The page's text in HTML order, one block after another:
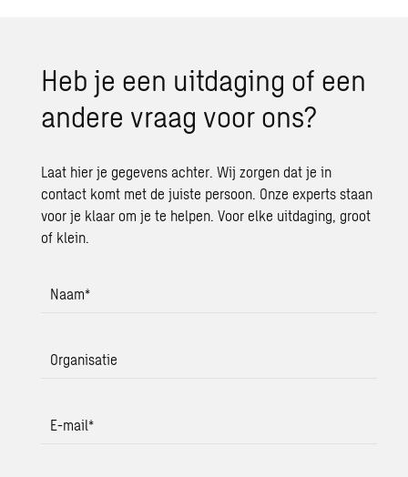
Heb je een uitdaging of een
andere vraag voor ons?
Laat hier je gegevens achter. Wij zorgen dat je in
contact komt met de juiste persoon. Onze experts staan
voor je klaar om je te helpen. Voor elke uitdaging, groot
of klein.
Naam*
Organisatie
E-mail*